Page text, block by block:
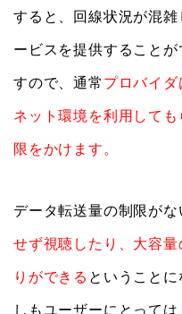
すると、回線状況が混
ービスを提供すること
すので、通常 プロバイ
ネット環境を利用して
限をかけます。
データ転送量の制限が
せず視聴したり、大容
りができる ということ
しもユーザーにとって